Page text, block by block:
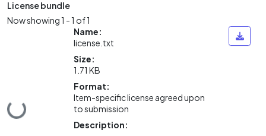
License bundle
Now showing1 - 1 of 1
Loading...
Name:
license.txt
Size:
1.71 KB
Format:
Item-specific license agreed upon
to submission
Description: